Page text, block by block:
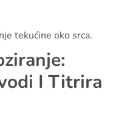
tekućine oko srca.
I Titrira